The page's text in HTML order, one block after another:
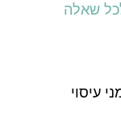
שאלה
עיסוי